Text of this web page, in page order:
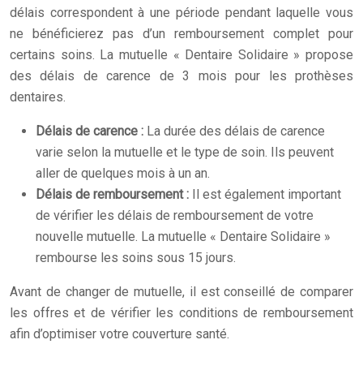
délais correspondent à une période pendant laquelle vous
ne bénéficierez pas d’un remboursement complet pour
certains soins. La mutuelle « Dentaire Solidaire » propose
des délais de carence de 3 mois pour les prothèses
dentaires.
Délais de carence : La durée des délais de carence
varie selon la mutuelle et le type de soin. Ils peuvent
aller de quelques mois à un an.
Délais de remboursement : Il est également important
de vérifier les délais de remboursement de votre
nouvelle mutuelle. La mutuelle « Dentaire Solidaire »
rembourse les soins sous 15 jours.
Avant de changer de mutuelle, il est conseillé de comparer
les offres et de vérifier les conditions de remboursement
afin d’optimiser votre couverture santé.